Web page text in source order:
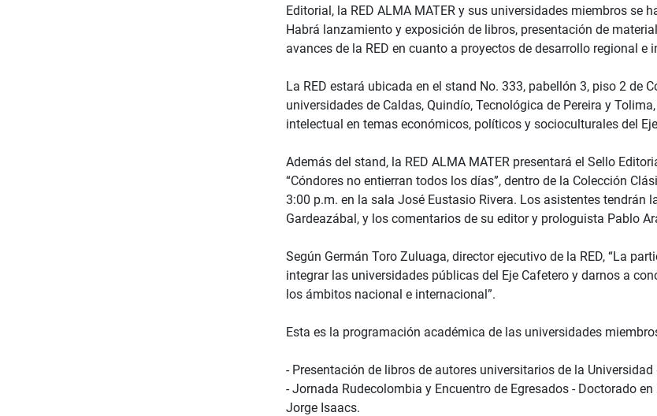
Editorial, la RED ALMA MATER y sus universidades miembros se
Habrá lanzamiento y exposición de libros, presentación de
avances de la RED en cuanto a proyectos de desarrollo regional e
La RED estará ubicada en el stand No. 333, pabellón 3, piso 2
universidades de Caldas, Quindío, Tecnológica de Pereira y
intelectual en temas económicos, políticos y socioculturales del
Además del stand, la RED ALMA MATER presentará el Sello
“Cóndores no entierran todos los días”, dentro de la Colección
3:00 p.m. en la sala José Eustasio Rivera. Los asistentes
Gardeazábal, y los comentarios de su editor y prologuista Pablo
Según Germán Toro Zuluaga, director ejecutivo de la RED, “La
integrar las universidades públicas del Eje Cafetero y darnos a
los ámbitos nacional e internacional”.
Esta es la programación académica de las universidades
- Presentación de libros de autores universitarios de la
- Jornada Rudecolombia y Encuentro de Egresados - Doctorado
Jorge Isaacs.